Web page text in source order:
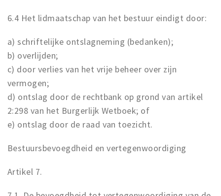
6.4 Het lidmaatschap van het bestuur eindigt door:
a) schriftelijke ontslagneming (bedanken);
b) overlijden;
c) door verlies van het vrije beheer over zijn
vermogen;
d) ontslag door de rechtbank op grond van artikel
2:298 van het Burgerlijk Wetboek; of
e) ontslag door de raad van toezicht.
Bestuursbevoegdheid en vertegenwoordiging
Artikel 7.